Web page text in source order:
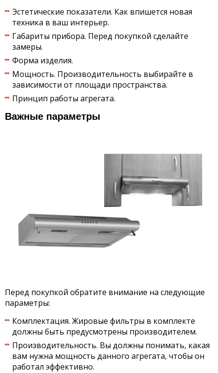
Эстетические показатели. Как впишется новая
техника в ваш интерьер.
Габариты прибора. Перед покупкой сделайте
замеры.
Форма изделия.
Мощность. Производительность выбирайте в
зависимости от площади пространства.
Принцип работы агрегата.
Важные параметры
Перед покупкой обратите внимание на следующие
параметры:
Комплектация. Жировые фильтры в комплекте
должны быть предусмотрены производителем.
Производительность. Вы должны понимать, какая
вам нужна мощность данного агрегата, чтобы он
работал эффективно.